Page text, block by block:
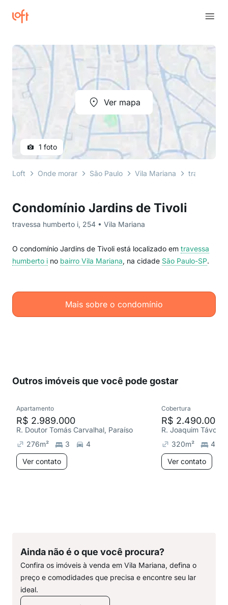
Condomínio Jardins de Tivoli
travessa humberto i, 254 • Vila Mariana
O condomínio Jardins de Tivoli está localizado em travessa
humberto i no bairro Vila Mariana, na cidade São Paulo-SP.
Mais sobre o condomínio
Ver mapa
1 foto
Loft Onde morar São Paulo Vila Mariana travessa
Outros imóveis que você pode gostar
Apartamento
R$ 2.989.000
R. Doutor Tomás Carvalhal, Paraíso
276m² 3
4
Ver contato
Cobertura
R$ 2.490.000
R. Joaquim
320m²
4
Ver contato
Ainda não é o que você procura?
Confira os imóveis à venda em Vila Mariana, defina o
preço e comodidades que precisa e encontre seu lar
ideal.